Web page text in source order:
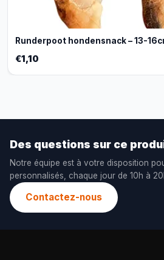
Runderpoot hondensnack – 13-
€1,10
Des questions sur ce
Notre équipe est à votre disposition
personnalisés, chaque jour de 10h à
Contactez-nous